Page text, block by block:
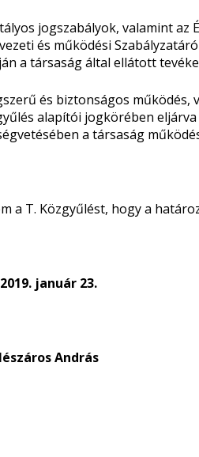
jogszabályok, valamint az
és működési
a társaság által ellátott
és biztonságos működés,
alapítói jogkörében
a társaság
a T. Közgyűlést, hogy a
január 23.
András